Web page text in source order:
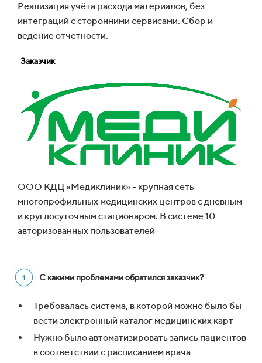
Реализация учёта расхода материалов, без
интеграций с сторонними сервисами. Сбор и
ведение отчетности.
Заказчик
ООО КДЦ «Медиклиник» - крупная сеть
многопрофильных медицинских центров с дневным
и круглосуточным стационаром. В системе 10
авторизованных пользователей
С какими проблемами обратился заказчик?
Требовалась система, в которой можно было бы
вести электронный каталог медицинских карт
Нужно было автоматизировать запись пациентов
в соответствии с расписанием врача